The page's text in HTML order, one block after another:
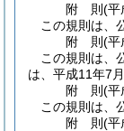
附 則(平
この規則は、
附 則(平
この規則は、
は、平成11年7
附 則(平
この規則は、
附 則(平